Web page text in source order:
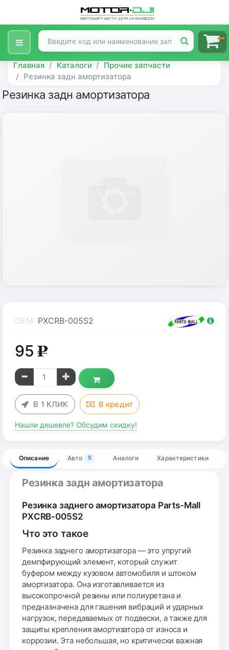
Главная Каталоги
Прочие запчасти
Резинка задн амортизатора
Резинка задн амортизатора
OEM: PXCRB-005S2
95g
В 1 КЛИК В кредит
Нашли дешевле? Обсудим скидку!
Описание Авто 5 Аналоги Характеристики
Резинка задн амортизатора
Резинка заднего амортизатора Parts-Mall
PXCRB-005S2
Что это такое
Резинка заднего амортизатора — это упругий
демпфирующий элемент, который служит
буфером между кузовом автомобиля и штоком
амортизатора. Она изготавливается из
высокопрочной резины или полиуретана и
предназначена для гашения вибраций и ударных
нагрузок, передаваемых от подвески, а также для
защиты крепления амортизатора от износа и
коррозии. Эта небольшая, но критически важная